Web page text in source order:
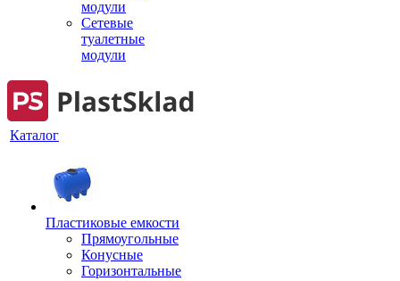
модули
Сетевые
туалетные
модули
Каталог
Пластиковые емкости
Прямоугольные
Конусные
Горизонтальные